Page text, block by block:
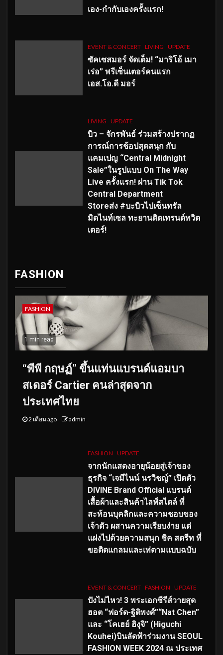
เอง-กำกับเองครั้งแรก!
EVENT & CONCERT LIVING UPDATE
ซัคเซสมอร์ จัดเต็ม! “มาริโอ้ เมา
เร่อ” พรีเซ็นเตอร์คนแรก
เอส.โอ.ดี มอร์
LIVING UPDATE
บิว – จักรพันธ์ ร่วมสร้างปรากฏ
การณ์การช้อปสุดสนุก กับ
แคมเปญ “Central Midnight
Sale”ในรูปแบบ On The Way
Live ครั้งแรก! ผ่าน Tik Tok
Central Department
Storeส่ง #บะบิวไปเซ็นทรัล
มิดไนท์เซล ทะยานติดเทรนด์ทวิต
เตอร์!
FASHION
FASHION
1 min read
“พีพี กฤษฏ์” ขึ้นแท่นแบรนด์แอมบา
สเดอร์ Cartier คนล่าสุดจาก
ประเทศไทย
2 เดือน ago admin
FASHION UPDATE
จากนักแสดงอายุน้อยสู่เจ้าของ
ธุรกิจ “เจมีไนน์ นรวิชญ์” เปิดตัว
DIVINE Brand Official แบรนด์
เสื้อผ้าและสินค้าไลฟ์สไตล์ ที่
สะท้อนบุคลิกและความชอบของ
เจ้าตัว ผสานความเรียบง่าย แต่
แฝงไปด้วยความสนุก ชิค สตรีท ที่
ขอติดแกลมและเท่ตามแบบฉบับ
EVENT & CONCERT FASHION UPDATE
ปังไม่ไหว! 3 พระเอกซีรีส์วายสุด
ฮอต “ฟอร์ด-ฐิติพงศ์”“Nat Chen”
และ “โคเฮย์ ฮิงุจิ” (Higuchi
Kouhei)บินลัดฟ้าร่วมงาน SEOUL
FASHION WEEK 2024 ณ ประเทศ